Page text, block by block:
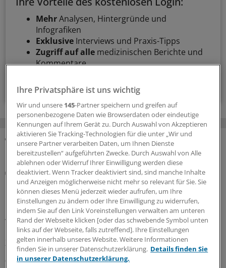
MehrAnalysen, Hintergründe und
Infografiken
Exklusive Interviews und Praxis-Tipps
Zugriff auf alle medizinischen Berichte und
Kommentare
MEHR ZUM THEMA
Notfallversorgung
Neuer Bereitschaftsdienst in Nordrhein ist ein
Erfolgsmodell
In nur zwölf Stunden waren die 6.000 Fahrdienste
vergeben: Der neu strukturierte ärztliche
Bereitschaftsdienst in Nordrhein wird gut angenommen.
Zuständig sind spezielle Kooperationsmediziner.
07.08.2026
Ihre Privatsphäre ist uns wichtig
Wir und unsere 145-Partner speichern und greifen auf
personenbezogene Daten wie Browserdaten oder eindeutige
Kennungen auf Ihrem Gerät zu. Durch Auswahl von Akzeptieren
aktivieren Sie Tracking-Technologien für die unter „Wir und
unsere Partner verarbeiten Daten, um Ihnen Dienste
bereitzustellen“ aufgeführten Zwecke. Durch Auswahl von Alle
ablehnen oder Widerruf Ihrer Einwilligung werden diese
deaktiviert. Wenn Tracker deaktiviert sind, sind manche Inhalte
und Anzeigen möglicherweise nicht mehr so relevant für Sie. Sie
können dieses Menü jederzeit wieder aufrufen, um Ihre
Einstellungen zu ändern oder Ihre Einwilligung zu widerrufen,
indem Sie auf den Link Voreinstellungen verwalten am unteren
Rand der Webseite klicken [oder das schwebende Symbol unten
links auf der Webseite, falls zutreffend]. Ihre Einstellungen
gelten innerhalb unseres Website. Weitere Informationen
finden Sie in unserer Datenschutzerklärung. Details finden Sie
in unserer Datenschutzerklärung.